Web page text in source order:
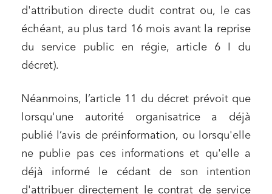
d'attribution directe dudit contrat ou, le cas
échéant, au plus tard 16 mois avant la reprise
du service public en régie, article 6 I du
décret).
Néanmoins, l’article 11 du décret prévoit que
lorsqu'une autorité organisatrice a déjà
publié l’avis de préinformation, ou lorsqu'elle
ne publie pas ces informations et qu'elle a
déjà informé le cédant de son intention
d'attribuer directement le contrat de service